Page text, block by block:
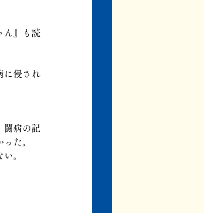
ん』も読
に侵され
闘病の記
た。
。